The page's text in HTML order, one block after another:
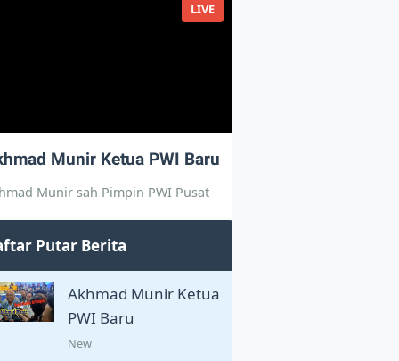
LIVE
Munir Ketua PWI Baru
Munir sah Pimpin PWI Pusat
Putar Berita
Akhmad Munir Ketua
PWI Baru
New